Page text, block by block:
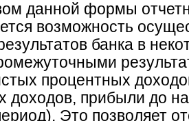
данной формы
возможность
банка в
процентных
доходов, прибыли до
Это позволяет